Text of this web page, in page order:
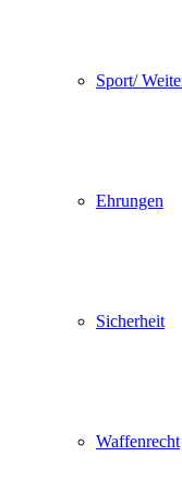
Sport/
Ehrungen
Sicherheit
Waffenrecht